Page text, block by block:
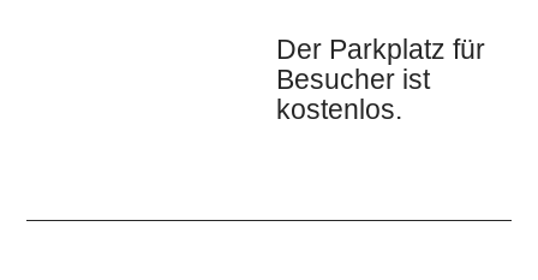
Der Parkplatz für
Besucher ist
kostenlos.